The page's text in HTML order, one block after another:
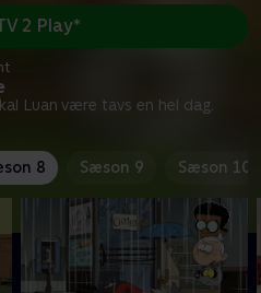
Luan være tavs en hel dag.
2 Play*
8 Sæson 9 Sæson 10